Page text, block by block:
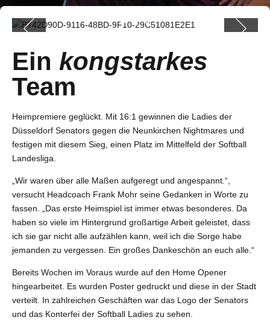
Ein kongstarkes
Team
Heimpremiere geglückt. Mit 16:1 gewinnen die Ladies der
Düsseldorf Senators gegen die Neunkirchen Nightmares und
festigen mit diesem Sieg, einen Platz im Mittelfeld der Softball
Landesliga.
„Wir waren über alle Maßen aufgeregt und angespannt.“,
versucht Headcoach Frank Mohr seine Gedanken in Worte zu
fassen. „Das erste Heimspiel ist immer etwas besonderes. Da
haben so viele im Hintergrund großartige Arbeit geleistet, dass
ich sie gar nicht alle aufzählen kann, weil ich die Sorge habe
jemanden zu vergessen. Ein großes Dankeschön an euch alle.“
Bereits Wochen im Voraus wurde auf den Home Opener
hingearbeitet. Es wurden Poster gedruckt und diese in der Stadt
verteilt. In zahlreichen Geschäften war das Logo der Senators
und das Konterfei der Softball Ladies zu sehen.